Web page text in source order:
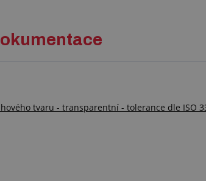
tvaru - transparentní - tolerance dle ISO